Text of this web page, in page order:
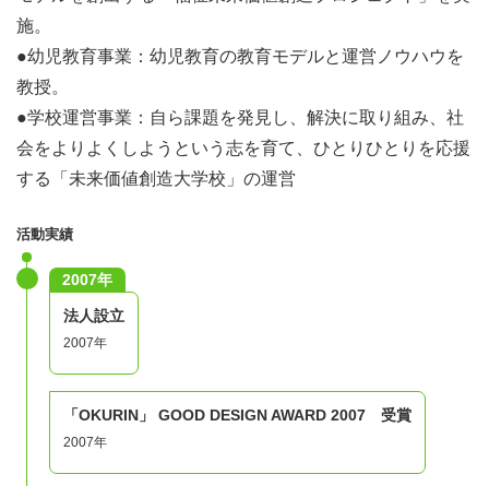
オリエンテーションを行います。キッズデザイン賞の紹介
や、キッズ視点をお伝えすると同時に、アイデアソンの進
め方をお伝えします。既成概念に捕われない子どもたちの
思考や行為など"子どもの感性"に着想を得たアイデア発想
手法を学んでみよう。
各テーマ事にグループをつくってアイデアを出します。3
日間の勝負です。
チームで集中してアイデアを出し、発表の準備まで行いま
【5日目：8/21】
アイデアをまとめ発表します。
ナイスなアイデアはそのまま採用となるかも！?
施。
●幼児教育事業：幼児教育の教育モデルと運営ノウハウを
教授。
●学校運営事業：自ら課題を発見し、解決に取り組み、社
会をよりよくしようという志を育て、ひとりひとりを応援
する「未来価値創造大学校」の運営
活動実績
2007年
法人設立
2007年
「OKURIN」 GOOD DESIGN AWARD 2007 受賞
2007年